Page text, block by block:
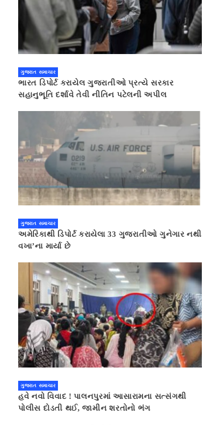
ગુજરાત સમાચાર
ભારત ડિપોર્ટ કરાયેલ ગુજરાતીઓ પ્રત્યે સરકાર
સહાનુભૂતિ દર્શાવે તેવી નીતિન પટેલની અપીલ
ગુજરાત સમાચાર
અમેરિકાથી ડિપોર્ટ કરાયેલા 33 ગુજરાતીઓ ગુનેગાર નથી
વખા’ના માર્યા છે
ગુજરાત સમાચાર
હવે નવો વિવાદ ! પાલનપુરમાં આસારામના સત્સંગથી
પોલીસ દોડતી થઈ, જામીન શરતોનો ભંગ